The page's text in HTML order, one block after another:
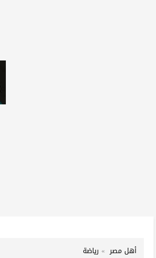
أهل مصر رياضة